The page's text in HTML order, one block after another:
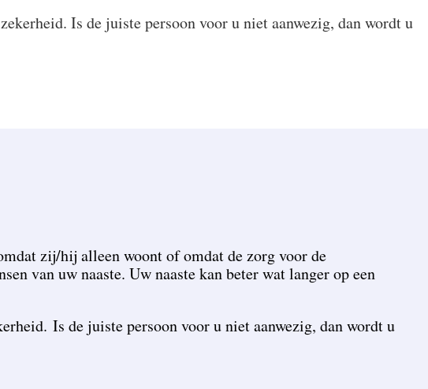
Is de juiste persoon voor u niet aanwezig, dan wordt u
zij/hij alleen woont of omdat de zorg voor de
van uw naaste. Uw naaste kan beter wat langer op een
Is de juiste persoon voor u niet aanwezig, dan wordt u